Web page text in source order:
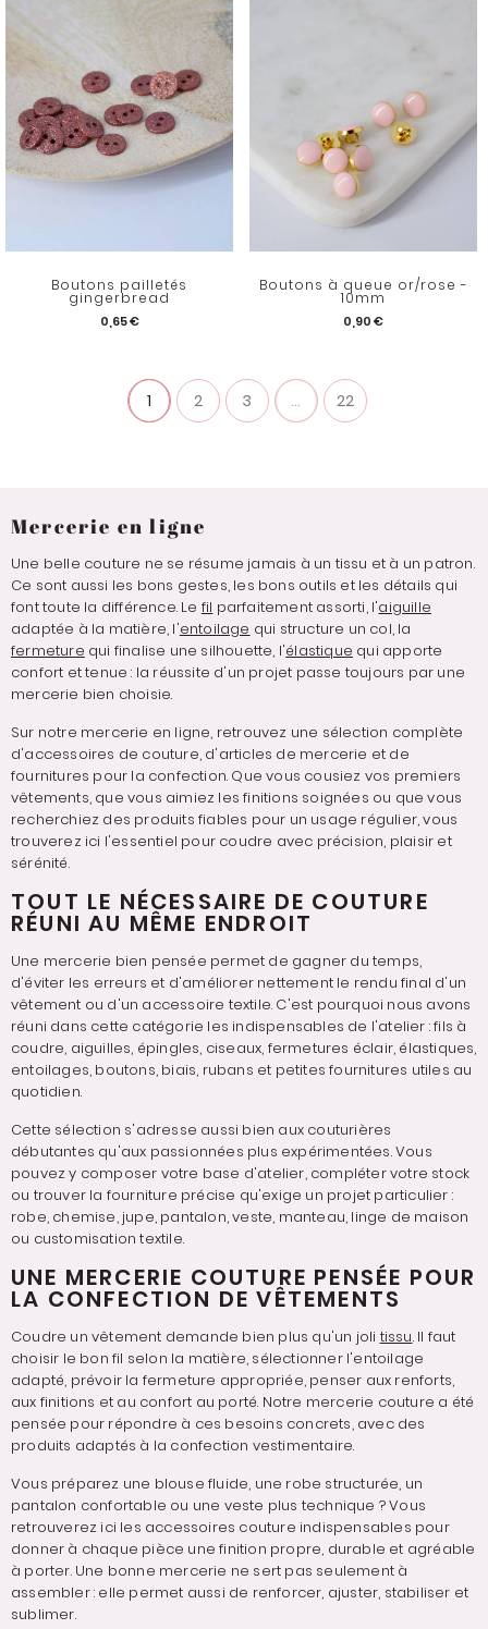
Boutons pailletés
gingerbread
0,65 €
Boutons à queue or/rose -
10mm
0,90 €
1 2 3 ... 22
Mercerie en ligne
Une belle couture ne se résume jamais à un tissu et à un patron.
Ce sont aussi les bons gestes, les bons outils et les détails qui
font toute la différence. Le fil parfaitement assorti, l'aiguille
adaptée à la matière, l'entoilage qui structure un col, la
fermeture qui finalise une silhouette, l'élastique qui apporte
confort et tenue : la réussite d'un projet passe toujours par une
mercerie bien choisie.
Sur notre mercerie en ligne, retrouvez une sélection complète
d'accessoires de couture, d'articles de mercerie et de
fournitures pour la confection. Que vous cousiez vos premiers
vêtements, que vous aimiez les finitions soignées ou que vous
recherchiez des produits fiables pour un usage régulier, vous
trouverez ici l'essentiel pour coudre avec précision, plaisir et
sérénité.
TOUT LE NÉCESSAIRE DE COUTURE
RÉUNI AU MÊME ENDROIT
Une mercerie bien pensée permet de gagner du temps,
d'éviter les erreurs et d'améliorer nettement le rendu final d'un
vêtement ou d'un accessoire textile. C'est pourquoi nous avons
réuni dans cette catégorie les indispensables de l'atelier : fils à
coudre, aiguilles, épingles, ciseaux, fermetures éclair, élastiques,
entoilages, boutons, biais, rubans et petites fournitures utiles au
quotidien.
Cette sélection s'adresse aussi bien aux couturières
débutantes qu'aux passionnées plus expérimentées. Vous
pouvez y composer votre base d'atelier, compléter votre stock
ou trouver la fourniture précise qu'exige un projet particulier :
robe, chemise, jupe, pantalon, veste, manteau, linge de maison
ou customisation textile.
UNE MERCERIE COUTURE PENSÉE POUR
LA CONFECTION DE VÊTEMENTS
Coudre un vêtement demande bien plus qu'un joli tissu. Il faut
choisir le bon fil selon la matière, sélectionner l'entoilage
adapté, prévoir la fermeture appropriée, penser aux renforts,
aux finitions et au confort au porté. Notre mercerie couture a été
pensée pour répondre à ces besoins concrets, avec des
produits adaptés à la confection vestimentaire.
Vous préparez une blouse fluide, une robe structurée, un
pantalon confortable ou une veste plus technique ? Vous
retrouverez ici les accessoires couture indispensables pour
donner à chaque pièce une finition propre, durable et agréable
à porter. Une bonne mercerie ne sert pas seulement à
assembler : elle permet aussi de renforcer, ajuster, stabiliser et
sublimer.